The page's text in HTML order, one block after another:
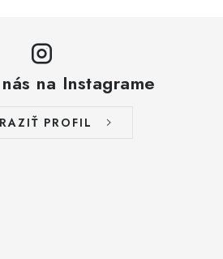
na Instagrame
PROFIL